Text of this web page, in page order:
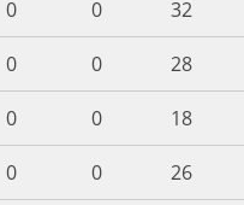
0 0
32
0 0
28
0 0
18
0 0
26